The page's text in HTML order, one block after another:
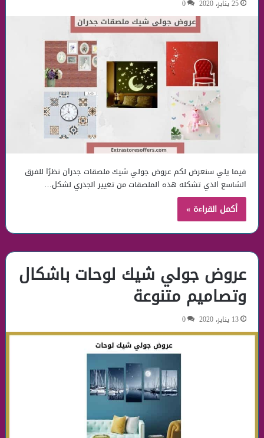
25 يناير، 2020 0
فيما يلي سنعرض لكم عروض جولي شيك ملصقات جدران نظرًا للفرق
الشاسع الذي تشكله هذه الملصقات من تغيير الجذري لشكل…
أكمل القراءة »
عروض جولي شيك لوحات باشكال
وتصاميم متنوعة
13 يناير، 2020 0